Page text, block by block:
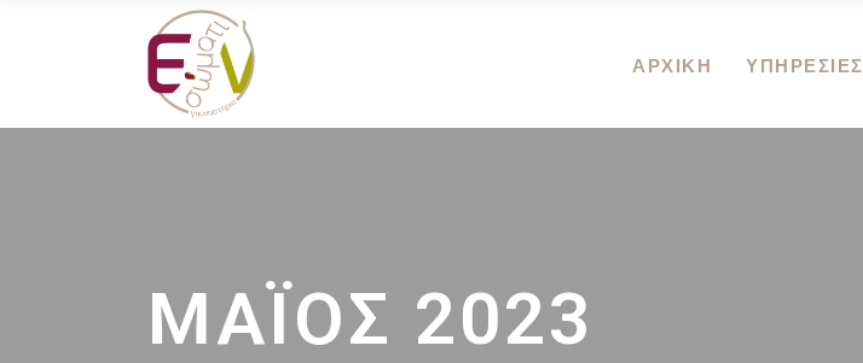
ΑΡΧΙΚΗ ΥΠΗΡΕΣΙΕΣ
ΜΆΙΟΣ 2023